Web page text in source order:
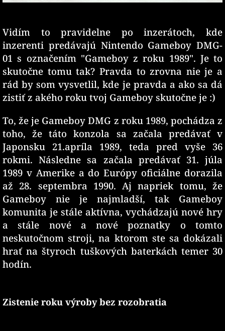
Vidím to pravidelne po inzerátoch, kde
inzerenti predávajú Nintendo Gameboy DMG-
01 s označením "Gameboy z roku 1989". Je to
skutočne tomu tak? Pravda to zrovna nie je a
rád by som vysvetlil, kde je pravda a ako sa dá
zistiť z akého roku tvoj Gameboy skutočne je :)
To, že je Gameboy DMG z roku 1989, pochádza z
toho, že táto konzola sa začala predávať v
Japonsku 21.apríla 1989, teda pred vyše 36
rokmi. Následne sa začala predávať 31. júla
1989 v Amerike a do Európy oficiálne dorazila
až 28. septembra 1990. Aj napriek tomu, že
Gameboy nie je najmladší, tak Gameboy
komunita je stále aktívna, vychádzajú nové hry
a stále nové a nové poznatky o tomto
neskutočnom stroji, na ktorom ste sa dokázali
hrať na štyroch tuškových baterkách temer 30
hodín.
Zistenie roku výroby bez rozobratia